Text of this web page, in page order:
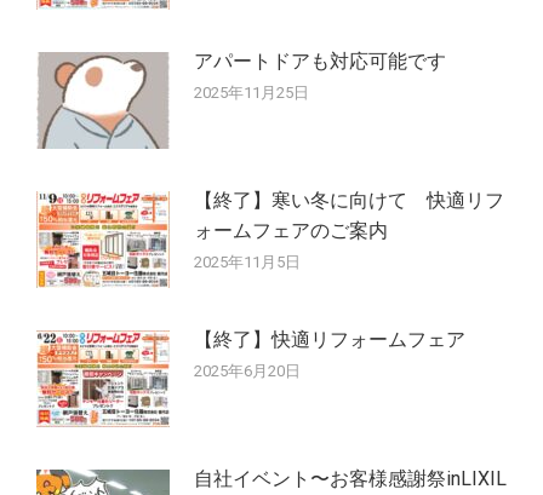
アパートドアも対応可能です
2025年11月25日
【終了】寒い冬に向けて 快適リフ
ォームフェアのご案内
2025年11月5日
【終了】快適リフォームフェア
2025年6月20日
自社イベント〜お客様感謝祭inLIXIL